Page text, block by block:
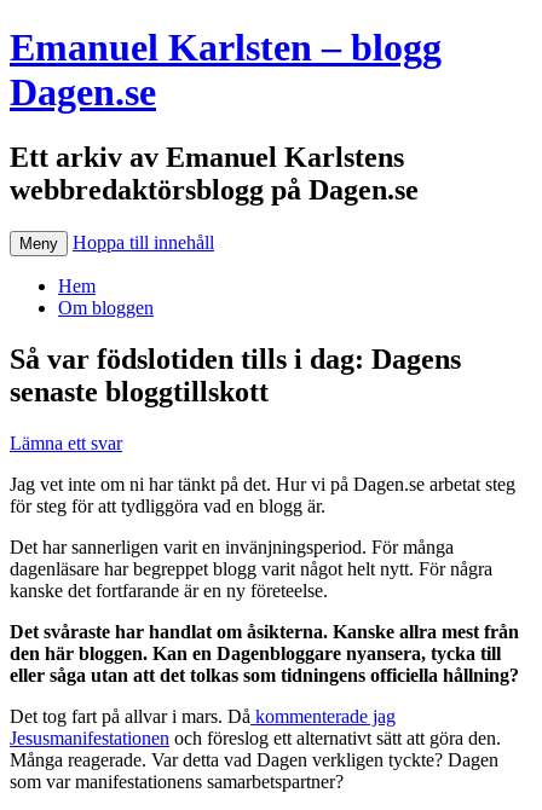
Emanuel Karlsten – blogg
Dagen.se
Ett arkiv av Emanuel Karlstens
webbredaktörsblogg på Dagen.se
Meny Hoppa till innehåll
Hem
Om bloggen
Så var födslotiden tills i dag: Dagens
senaste bloggtillskott
Lämna ett svar
Jag vet inte om ni har tänkt på det. Hur vi på Dagen.se arbetat steg
för steg för att tydliggöra vad en blogg är.
Det har sannerligen varit en invänjningsperiod. För många
dagenläsare har begreppet blogg varit något helt nytt. För några
kanske det fortfarande är en ny företeelse.
Det svåraste har handlat om åsikterna. Kanske allra mest från
den här bloggen. Kan en Dagenbloggare nyansera, tycka till
eller såga utan att det tolkas som tidningens officiella hållning?
Det tog fart på allvar i mars. Då kommenterade jag
Jesusmanifestationen och föreslog ett alternativt sätt att göra den.
Många reagerade. Var detta vad Dagen verkligen tyckte? Dagen
som var manifestationens samarbetspartner?